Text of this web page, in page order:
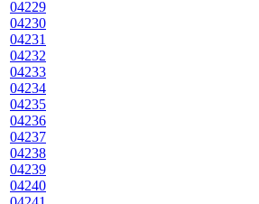
04229
04230
04231
04232
04233
04234
04235
04236
04237
04238
04239
04240